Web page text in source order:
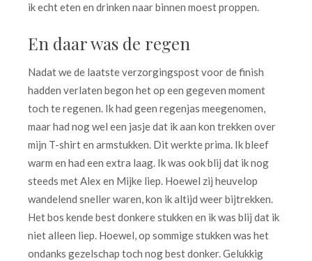
ik echt eten en drinken naar binnen moest proppen.
En daar was de regen
Nadat we de laatste verzorgingspost voor de finish
hadden verlaten begon het op een gegeven moment
toch te regenen. Ik had geen regenjas meegenomen,
maar had nog wel een jasje dat ik aan kon trekken over
mijn T-shirt en armstukken. Dit werkte prima. Ik bleef
warm en had een extra laag. Ik was ook blij dat ik nog
steeds met Alex en Mijke liep. Hoewel zij heuvelop
wandelend sneller waren, kon ik altijd weer bijtrekken.
Het bos kende best donkere stukken en ik was blij dat ik
niet alleen liep. Hoewel, op sommige stukken was het
ondanks gezelschap toch nog best donker. Gelukkig